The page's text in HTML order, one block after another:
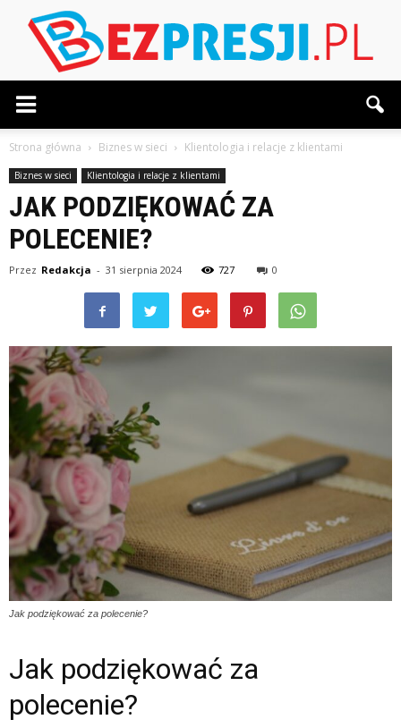
Strona główna Biznes w sieci Klientologia i relacje z klientami
Biznes w sieci Klientologia i relacje z klientami
JAK PODZIĘKOWAĆ ZA
POLECENIE?
Przez Redakcja - 31 sierpnia 2024 727 0
Jak podziękować za polecenie?
Jak podziękować za
polecenie?